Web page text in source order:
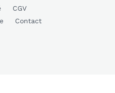
CGV
Contact